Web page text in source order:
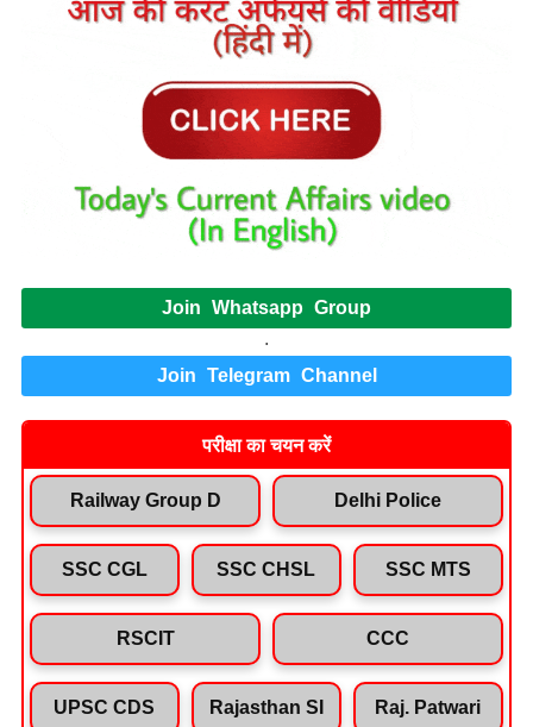
Join Whatsapp Group
.
Join Telegram Channel
परीक्षा का चयन करें
Railway Group D Delhi Police
SSC CGL SSC CHSL SSC MTS
RSCIT CCC
UPSC CDS Rajasthan SI Raj. Patwari